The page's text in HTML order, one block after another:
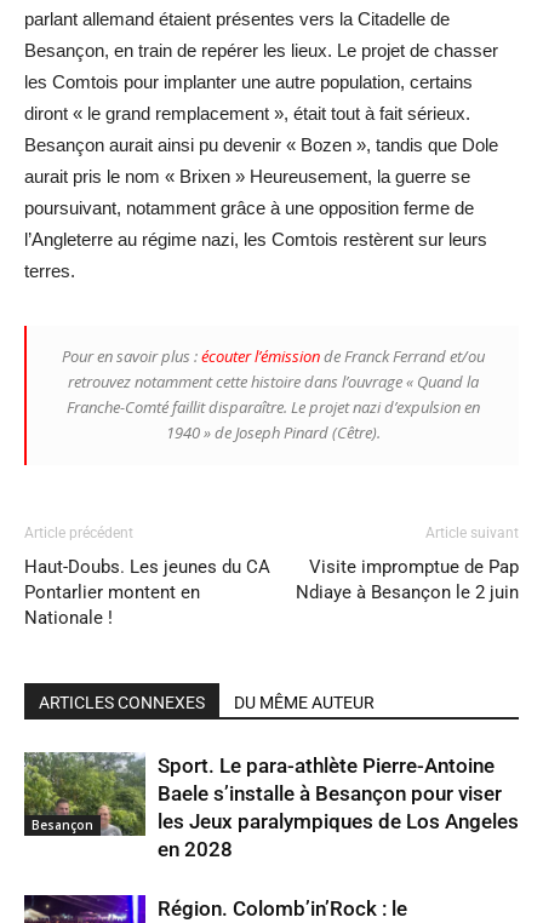
parlant allemand étaient présentes vers la Citadelle de
Besançon, en train de repérer les lieux. Le projet de chasser
les Comtois pour implanter une autre population, certains
diront « le grand remplacement », était tout à fait sérieux.
Besançon aurait ainsi pu devenir « Bozen », tandis que Dole
aurait pris le nom « Brixen » Heureusement, la guerre se
poursuivant, notamment grâce à une opposition ferme de
l’Angleterre au régime nazi, les Comtois restèrent sur leurs
terres.
Pour en savoir plus :écouter l’émissionde Franck Ferrand et/ou
retrouvez notamment cette histoire dans l’ouvrage « Quand la
Franche-Comté faillit disparaître. Le projet nazi d’expulsion en
1940 » de Joseph Pinard (Cêtre).
Article précédent
Haut-Doubs. Les jeunes du CA
Pontarlier montent en
Nationale !
Article suivant
Visite impromptue de Pap
Ndiaye à Besançon le 2 juin
ARTICLES CONNEXES DU MÊME AUTEUR
Besançon
Sport. Le para-athlète Pierre-Antoine
Baele s’installe à Besançon pour viser
les Jeux paralympiques de Los Angeles
en 2028
Région. Colomb’in’Rock : le